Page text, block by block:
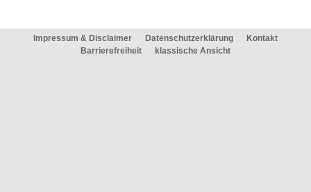
Impressum & Disclaimer Datenschutzerklärung
Kontakt
Barrierefreiheit
klassische Ansicht